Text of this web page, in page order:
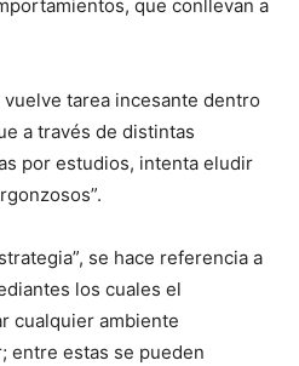
que conllevan a
tarea incesante dentro
a través de distintas
por estudios, intenta eludir
se hace referencia a
los cuales el
cualquier ambiente
entre estas se pueden